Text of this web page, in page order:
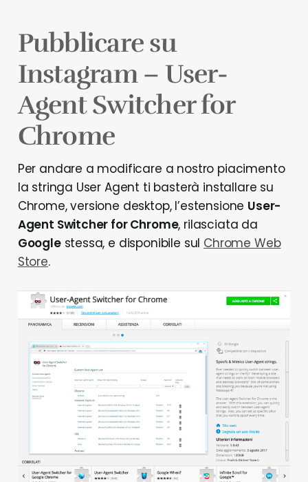
Pubblicare su
Instagram – User-
Agent Switcher for
Chrome
Per andare a modificare a nostro piacimento
la stringa User Agent ti basterà installare su
Chrome, versione desktop, l’estensione User-
Agent Switcher for Chrome, rilasciata da
Googlestessa, e disponibile sul Chrome Web
Store.